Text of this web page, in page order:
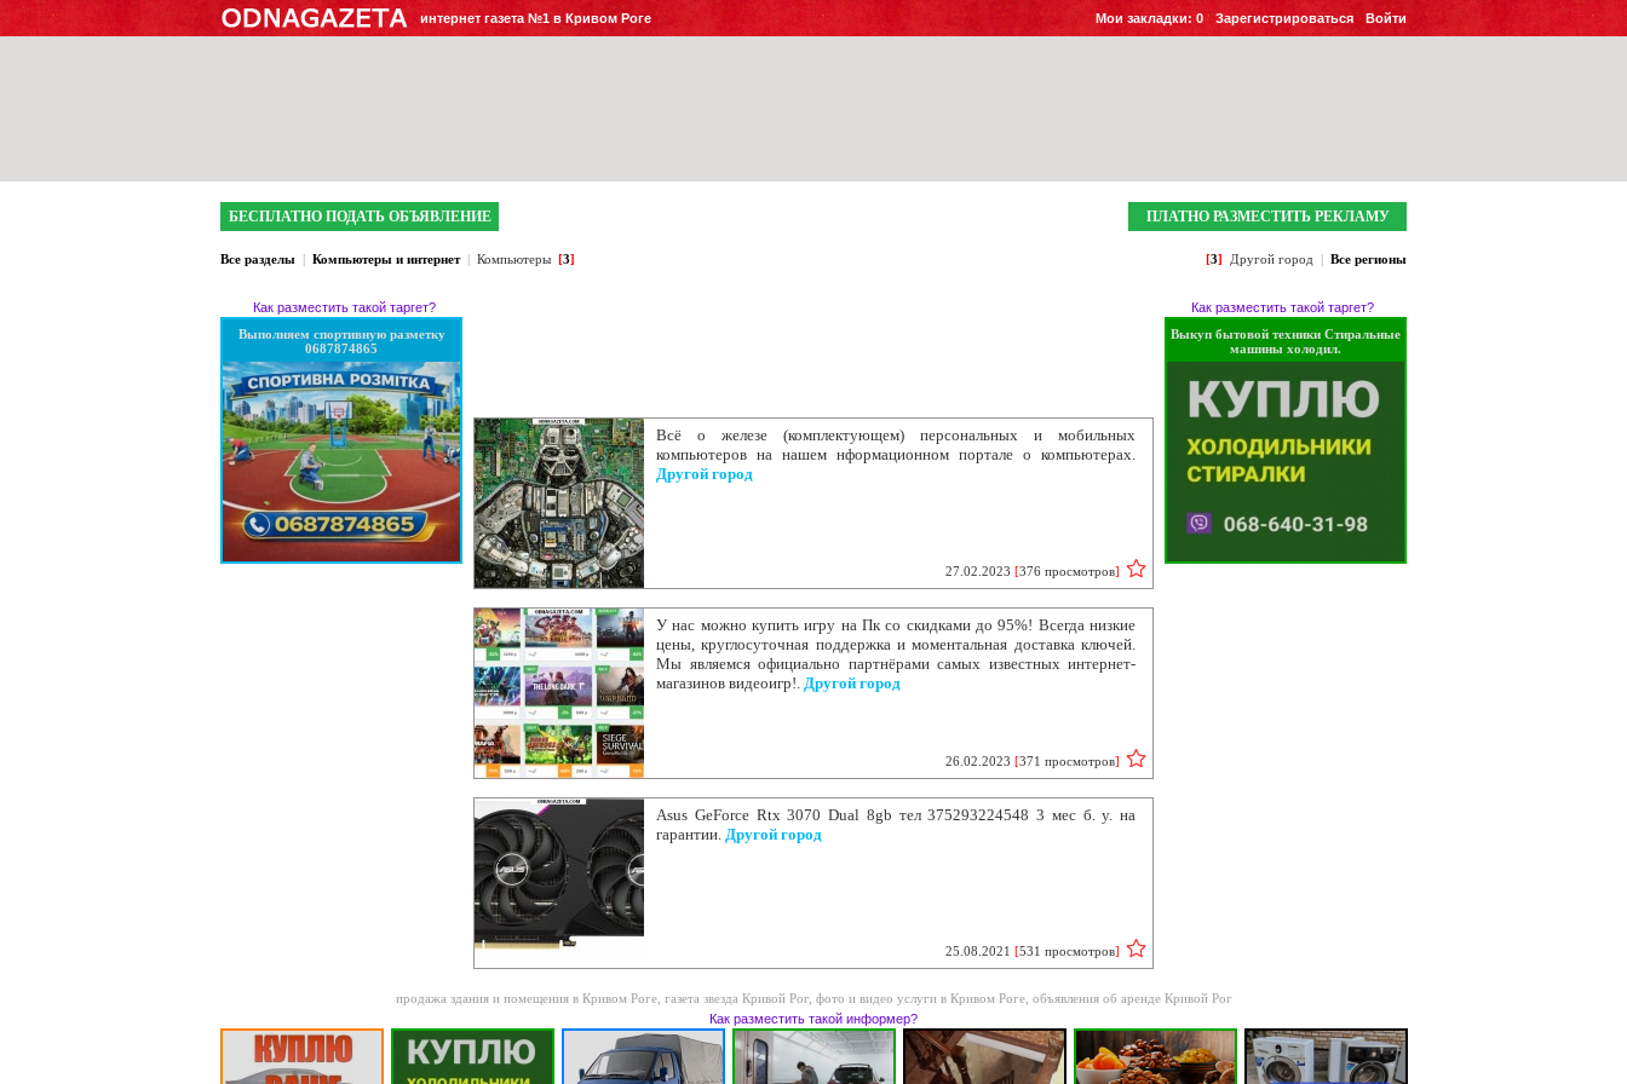
интернет газета №1 в Кривом Роге Войти
Зарегистрироваться
Мои закладки: 0
БЕСПЛАТНО ПОДАТЬ ОБЪЯВЛЕНИЕ ПЛАТНО РАЗМЕСТИТЬ РЕКЛАМУ
Все разделы | Компьютеры и интернет | Компьютеры [3] [3] Другой город | Все регионы
Как разместить такой таргет?
Выполняем спортивную разметку
0687874865
Всё о железе (комплектующем) персональных и мобильных
компьютеров на нашем нформационном портале о компьютерах.
Другой город
27.02.2023 [376 просмотров]
У нас можно купить игру на Пк со скидками до 95%! Всегда низкие
цены, круглосуточная поддержка и моментальная доставка ключей.
Мы являемся официально партнёрами самых известных интернет-
магазинов видеоигр!. Другой город
26.02.2023 [371 просмотров]
Asus GeForce Rtx 3070 Dual 8gb тел 375293224548 3 мес б. у. на
гарантии. Другой город
25.08.2021 [531 просмотров]
Как разместить такой таргет?
Выкуп бытовой техники Стиральные
машины холодил.
продажа здания и помещения в Кривом Роге, газета звезда Кривой Рог, фото и видео услуги в Кривом Роге, объявления об аренде Кривой Рог
Как разместить такой информер?